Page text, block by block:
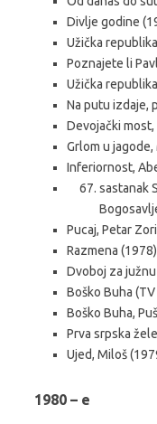
Divlje godine
Užička
Poznajete li
Užička
Na putu izdaje,
Devojački
Grlom u
Inferiornost,
sastanak
Pucaj, Petar
Razmena (1978)
Dvoboj za
Boško Buha
Boško Buha,
Prva srpska
Ujed, Miloš
1980 – e